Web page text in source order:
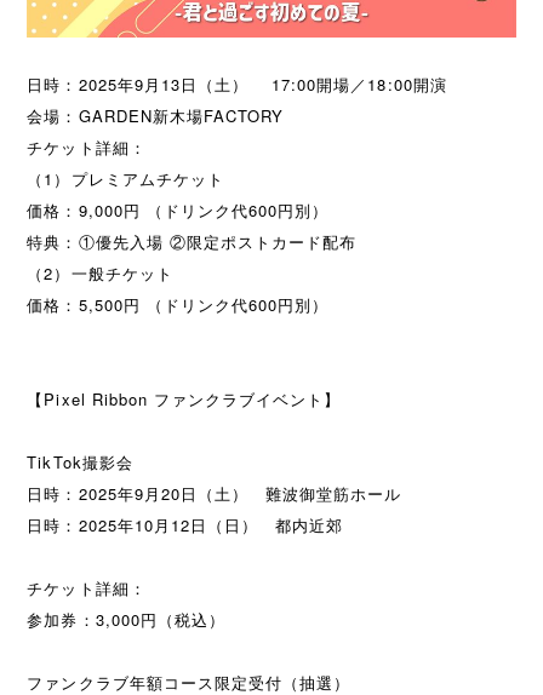
日時：2025年9月13日（土） 17:00開場／18:00開演
会場：GARDEN新木場FACTORY
チケット詳細：
（1）プレミアムチケット
価格：9,000円 （ドリンク代600円別）
特典：①優先入場 ②限定ポストカード配布
（2）一般チケット
価格：5,500円 （ドリンク代600円別）
【Pixel Ribbon ファンクラブイベント】
TikTok撮影会
日時：2025年9月20日（土） 難波御堂筋ホール
日時：2025年10月12日（日） 都内近郊
チケット詳細：
参加券：3,000円（税込）
ファンクラブ年額コース限定受付（抽選）